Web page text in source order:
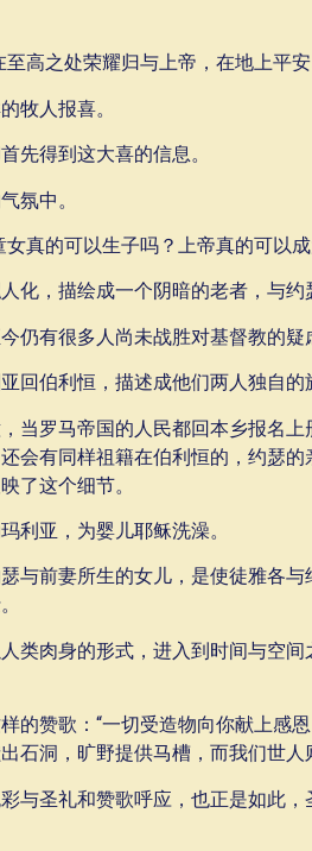
高之处荣耀归与上帝，在地上平
牧人报喜。
先得到这大喜的信息。
氛中。
真的可以生子吗？上帝真的可以
化，描绘成一个阴暗的老者，与约
仍有很多人尚未战胜对基督教的疑
回伯利恒，描述成他们两人独自的
当罗马帝国的人民都回本乡报名
会有同样祖籍在伯利恒的，约瑟
了这个细节。
利亚，为婴儿耶稣洗澡。
与前妻所生的女儿，是使徒雅各
类肉身的形式，进入到时间与空
的赞歌：“一切受造物向你献上感
石洞，旷野提供马槽，而我们世
与圣礼和赞歌呼应，也正是如此